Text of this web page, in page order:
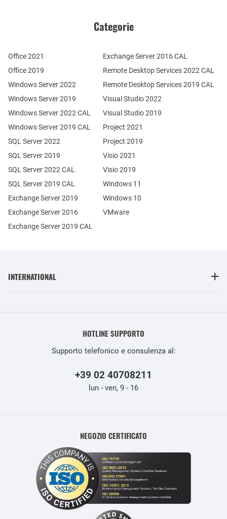
Categorie
Office 2021
Office 2019
Windows Server 2022
Windows Server 2019
Exchange Server 2019
Exchange Server 2016
SQL Server 2022
SQL Server 2019
Windows Server 2022 CAL
Windows Server 2019 CAL
SQL Server 2022 CAL
SQL Server 2019 CAL
Remote Desktop Services 2022 CAL
Remote Desktop Services 2019 CAL
Exchange Server 2019 CAL
Exchange Server 2016 CAL
Visual Studio 2022
Visual Studio 2019
Project 2021
Project 2019
Visio 2021
Visio 2019
Windows 11
Windows 10
VMware
INTERNATIONAL
HOTLINE SUPPORTO
Supporto telefonico e consulenza al:
+39 02 40708211
lun - ven, 9 - 16
NEGOZIO CERTIFICATO